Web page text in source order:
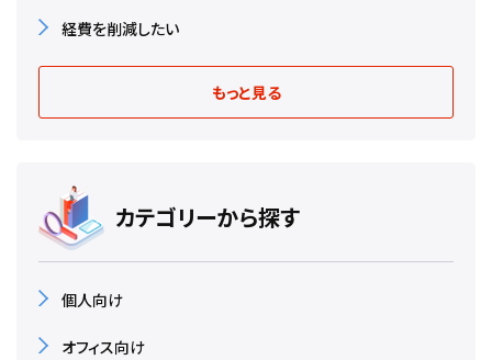
経費を削減したい
もっと見る
カテゴリーから探す
個人向け
オフィス向け